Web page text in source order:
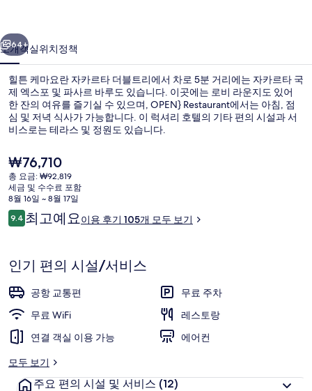
카
르
타
더
블
트
리
의
사
갤
러
리
다음
64+
소개객실위치정책
힐튼 케마요란 자카르타 더블트리에서 차로 5분 거리에는 자카르타 국
제 엑스포 및 파사르 바루도 있습니다. 이곳에는 로비 라운지도 있어
한 잔의 여유를 즐기실 수 있으며, OPEN} Restaurant에서는 아침, 점
심 및 저녁 식사가 가능합니다. 이 럭셔리 호텔의 기타 편의 시설과 서
비스로는 테라스 및 정원도 있습니다.
현
재
가
격
은
₩76,710
₩76,710
총 요금: ₩92,819
세금 및 수수료 포함
8월 16일 ~ 8월 17일
이
용
기
9.410점 만점 중 9.4점.
최고예요이용 후기 105개 모두 보기
인기 편의 시설/서비스
공항 교통편
무료 주차
무료 WiFi
레스토랑
연결 객실 이용 가능
에어컨
모두 보기
주요 편의 시설 및 서비스 (12)